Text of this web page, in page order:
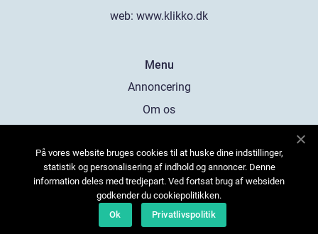
web: www.klikko.dk
Menu
Annoncering
Om os
Kontakt os
Sitemap
På vores website bruges cookies til at huske dine indstillinger,
statistik og personalisering af indhold og annoncer. Denne
information deles med tredjepart. Ved fortsat brug af websiden
godkender du cookiepolitikken.
Ok
Privatlivspolitik